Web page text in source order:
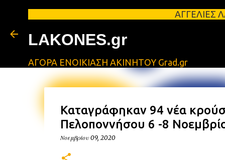
ΑΓΓΕΛΙΕΣ ΛΑΚΩΝΙΑΣ
LAKONES.gr
ΑΓΟΡΑ ΕΝΟΙΚΙΑΣΗ ΑΚΙΝΗΤΟΥ Grad.gr
Καταγράφηκαν 94 νέα
Πελοποννήσου 6 -8
Νοεμβρίου 09, 2020